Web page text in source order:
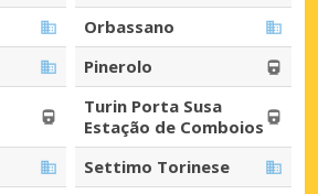
Orbassano
Pinerolo
Turin Porta Susa
Estação de Comboios
Settimo Torinese